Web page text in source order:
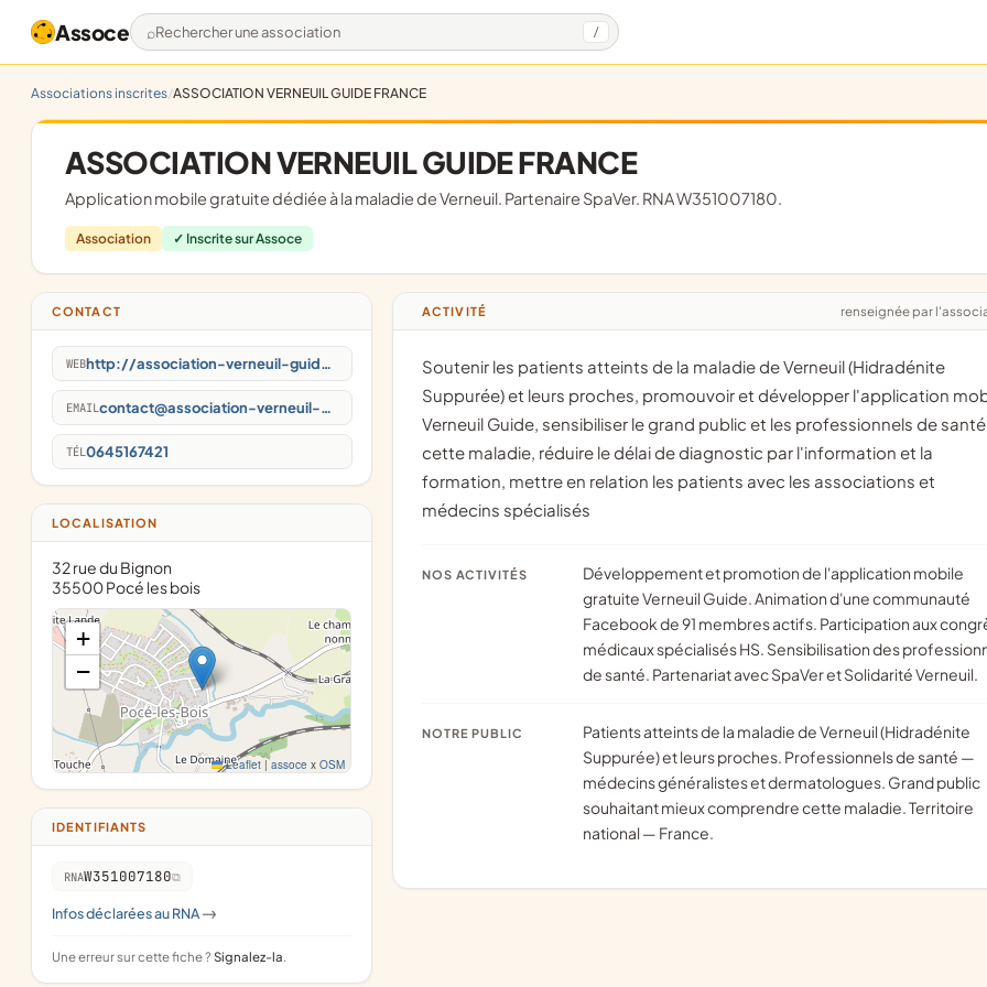
Assoce Rechercher une association /
Associations inscrites ASSOCIATION VERNEUIL GUIDE FRANCE
ASSOCIATION VERNEUIL GUIDE FRANCE
Application mobile gratuite dédiée à la maladie de Verneuil. Partenaire SpaVer. RNA W351007180.
Association ✓ Inscrite sur Assoce
CONTACT
WEB http://association-verneuil-guide-france.fr/
EMAIL contact@association-verneuil-guide-france.fr
TÉL0645167421
LOCALISATION
32 rue du Bignon
35500 Pocé les bois
+
−
Leaflet | assoce x OSM
IDENTIFIANTS
RNAW351007180
Infos déclarées au RNA ->
Une erreur sur cette fiche ? Signalez-la.
ACTIVITÉ renseignée par
soutenir les patients atteints de la maladie de Verneuil (Hidradénite
Suppurée) et leurs proches, promouvoir et développer l'application
Verneuil Guide, sensibiliser le grand public et les professionnels de
cette maladie, réduire le délai de diagnostic par l'information et la
formation, mettre en relation les patients avec les associations et
médecins spécialisés
NOS ACTIVITÉS
Développement et promotion de l'application mobile
gratuite Verneuil Guide. Animation d'une communauté
Facebook de 91 membres actifs. Participation aux
médicaux spécialisés HS. Sensibilisation des
de santé. Partenariat avec SpaVer et Solidarité Verneuil.
NOTRE PUBLIC
Patients atteints de la maladie de Verneuil (Hidradénite
Suppurée) et leurs proches. Professionnels de santé —
médecins généralistes et dermatologues. Grand public
souhaitant mieux comprendre cette maladie. Territoire
national — France.